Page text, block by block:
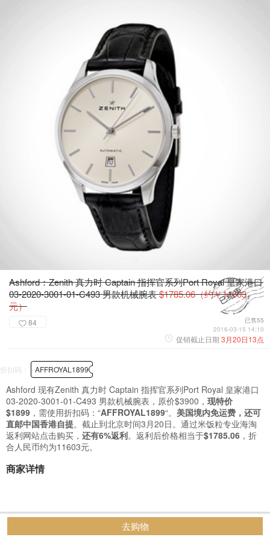
Ashford：Zenith 真力时 Captain 指挥官系列Port Royal 皇家港口
03-2020-3001-01-C493 男款机械腕表$1785.06（约￥11603
元）
84
已售55
2016-03-15 14:10
促销截止日期 3月20日13点
折扣码： AFFROYAL1899
Ashford 现有Zenith 真力时 Captain 指挥官系列Port Royal 皇家港口
03-2020-3001-01-C493 男款机械腕表，原价$3900， 现特价
$1899 ，需使用折扣码：“AFFROYAL1899“。 美国境内免运费，还可
直邮中国香港自提。截止到北京时间3月20日。通过米饭粒专业海淘
返利网站点击购买， 还有6%返利。返利后价格相当于$1785.06 ，折
合人民币约为11603元。
商家详情
去购物